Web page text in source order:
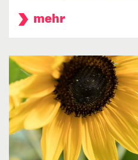
mehr